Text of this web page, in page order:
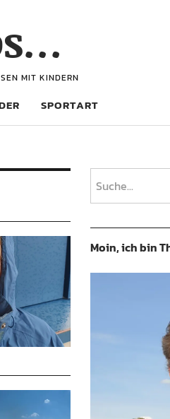
MIT KINDERN
SPORTART
Moin, ich bin